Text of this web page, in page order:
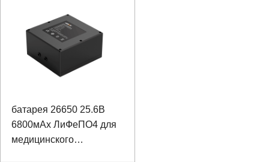
батарея 26650 25.6В
6800мАх ЛиФеПО4 для
медицинского